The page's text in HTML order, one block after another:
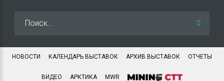
НОВОСТИ КАЛЕНДАРЬ ВЫСТАВОК АРХИВ ВЫСТАВОК ОТЧЕТЫ
ВИДЕО АРКТИКА MWR